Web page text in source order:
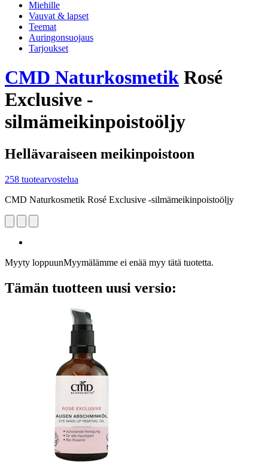
Miehille
Vauvat & lapset
Teemat
Auringonsuojaus
Tarjoukset
CMD Naturkosmetik Rosé
Exclusive -
silmämeikinpoistoöljy
Hellävaraiseen meikinpoistoon
258 tuotearvostelua
CMD Naturkosmetik Rosé Exclusive -silmämeikinpoistoöljy
Myyty loppuunMyymälämme ei enää myy tätä tuotetta.
Tämän tuotteen uusi versio: